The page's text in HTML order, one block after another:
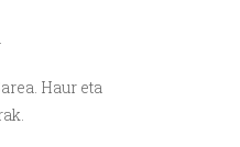
Haur eta